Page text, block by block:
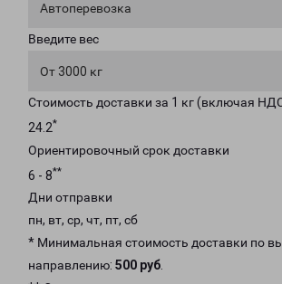
Автоперевозка
Введите вес
От 3000 кг
Стоимость доставки за 1 кг (включая
24.2*
Ориентировочный срок доставки
6 - 8**
Дни отправки
пн, вт, ср, чт, пт, сб
* Минимальная стоимость доставки по
направлению: 500 руб.